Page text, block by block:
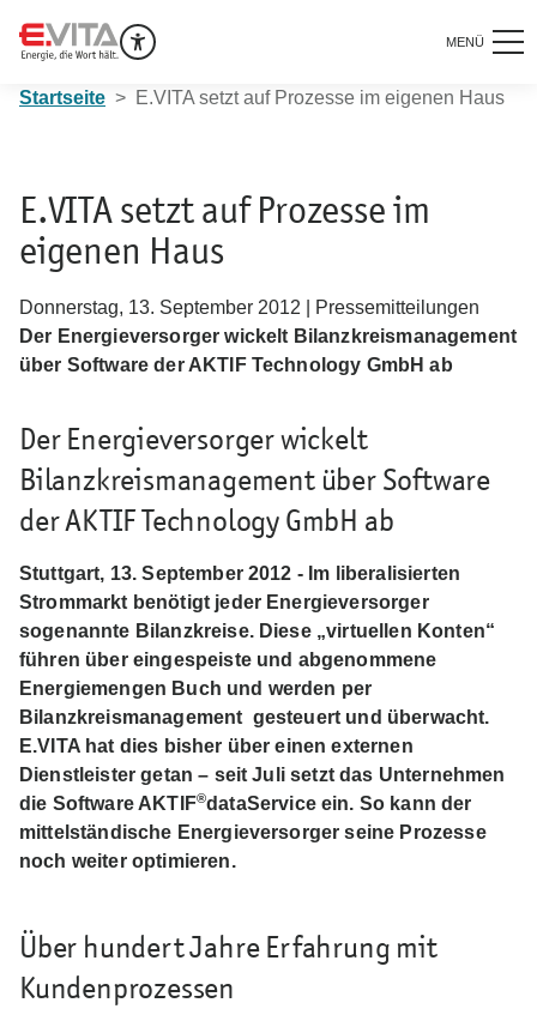
MENÜ
Startseite E.VITA setzt auf Prozesse im eigenen Haus
E.VITA setzt auf Prozesse im
eigenen Haus
Donnerstag, 13. September 2012 | Pressemitteilungen
Der Energieversorger wickelt Bilanzkreismanagement
über Software der AKTIF Technology GmbH ab
Der Energieversorger wickelt
Bilanzkreismanagement über Software
der AKTIF Technology GmbH ab
Stuttgart, 13. September 2012 - Im liberalisierten
Strommarkt benötigt jeder Energieversorger
sogenannte Bilanzkreise. Diese „virtuellen Konten“
führen über eingespeiste und abgenommene
Energiemengen Buch und werden per
Bilanzkreismanagement gesteuert und überwacht.
E.VITA hat dies bisher über einen externen
Dienstleister getan – seit Juli setzt das Unternehmen
die Software AKTIF®dataService ein. So kann der
mittelständische Energieversorger seine Prozesse
noch weiter optimieren.
Über hundert Jahre Erfahrung mit
Kundenprozessen